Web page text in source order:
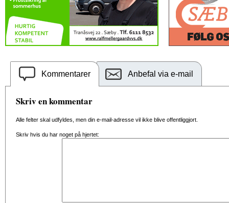
Kommentarer Anbefal via e-mail
Skriv en kommentar
Alle felter skal udfyldes, men din e-mail-adresse vil ikke blive offentliggjort.
Skriv hvis du har noget på hjertet: